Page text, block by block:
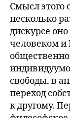
Смысл этого
несколько
дискурсе
человеком и
свободы, в
переход
к другому.